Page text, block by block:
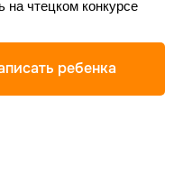
на чтецком конкурсе
ребенка